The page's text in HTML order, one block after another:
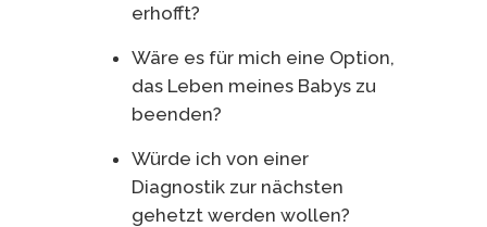
erhofft?
Wäre es für mich eine Option,
das Leben meines Babys zu
beenden?
Würde ich von einer
Diagnostik zur nächsten
gehetzt werden wollen?